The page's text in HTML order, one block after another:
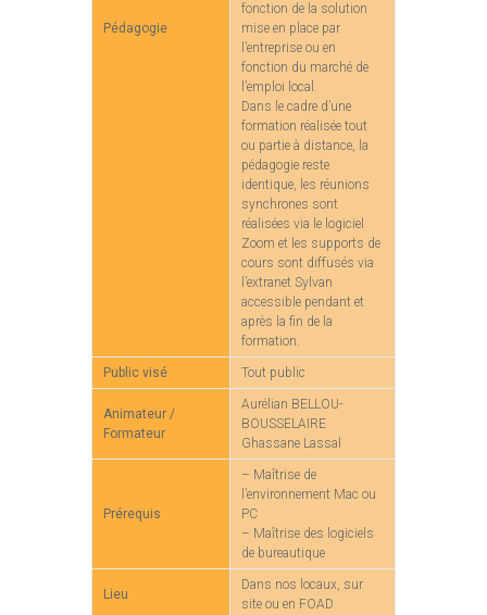
Pédagogie
fonction de la solution
mise en place par
l’entreprise ou en
fonction du marché de
l’emploi local.
Dans le cadre d’une
formation réalisée tout
ou partie à distance, la
pédagogie reste
identique, les réunions
synchrones sont
réalisées via le logiciel
Zoom et les supports de
cours sont diffusés via
l’extranet Sylvan
accessible pendant et
après la fin de la
formation.
Public visé Tout public
Animateur /
Formateur
Aurélian BELLOU-
BOUSSELAIRE
Ghassane Lassal
Prérequis
– Maîtrise de
l’environnement Mac ou
PC
– Maîtrise des logiciels
de bureautique
Lieu
Dans nos locaux, sur
site ou en FOAD